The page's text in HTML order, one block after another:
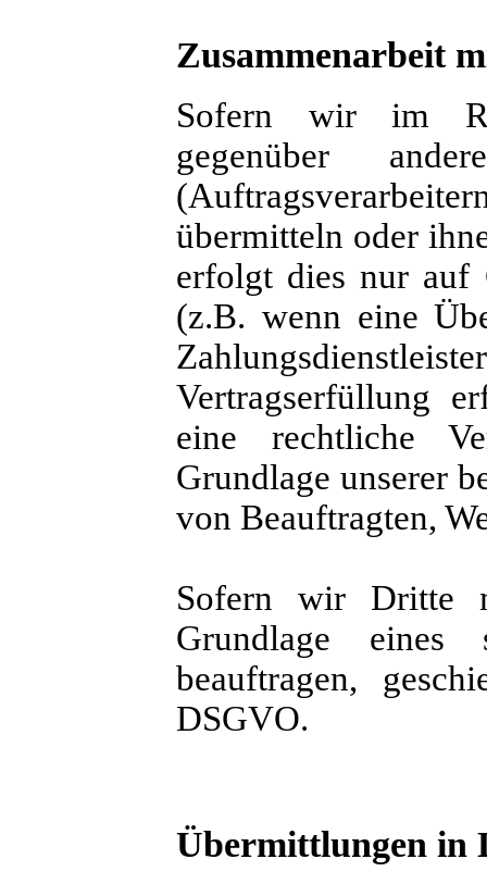
Zusammenarbeit
Sofern wir im
gegenüber
übermitteln oder
erfolgt dies nur auf
(z.B. wenn eine
Vertragserfüllung
eine rechtliche
Grundlage unserer
von Beauftragten,
Sofern wir Dritte
Grundlage eines
beauftragen,
DSGVO.
Übermittlungen in